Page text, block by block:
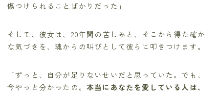
傷つけられることばかりだった」
そして、彼女は、20年間の苦しみと、そこから得た確か
な気づきを、魂からの叫びとして彼らに叩きつけます。
「ずっと、自分が足りないせいだと思っていた。でも、
今やっと分かったの。 本当にあなたを愛している人は、